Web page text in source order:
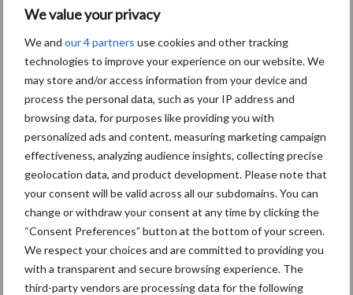
We value your privacy
We and our 4 partners use cookies and other tracking
technologies to improve your experience on our website. We
may store and/or access information from your device and
process the personal data, such as your IP address and
browsing data, for purposes like providing you with
personalized ads and content, measuring marketing campaign
effectiveness, analyzing audience insights, collecting precise
geolocation data, and product development. Please note that
your consent will be valid across all our subdomains. You can
change or withdraw your consent at any time by clicking the
“Consent Preferences” button at the bottom of your screen.
We respect your choices and are committed to providing you
with a transparent and secure browsing experience. The
third-party vendors are processing data for the following
Themapagina's
Diergezondheid Bemesting Fokkerij
Bedrijfsnieuws
Ligbox &
Voerhekken
Toon meer